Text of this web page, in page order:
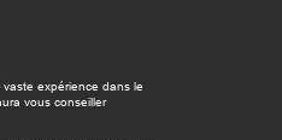
expérience dans le
vous conseiller